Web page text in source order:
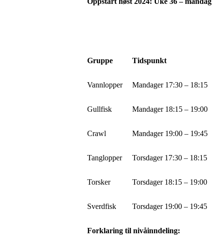
Gruppe Tidspunkt
Vannlopper Mandager 17:30 – 18:15
Gullfisk Mandager 18:15 – 19:00
Crawl Mandager 19:00 – 19:45
Tanglopper Torsdager 17:30 – 18:15
Torsker Torsdager 18:15 – 19:00
Sverdfisk Torsdager 19:00 – 19:45
Forklaring til nivåinndeling: